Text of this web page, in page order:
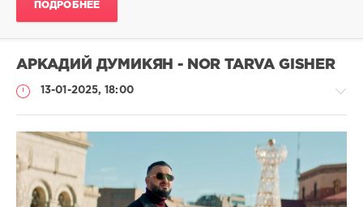
ПОДРОБНЕЕ
АРКАДИЙ ДУМИКЯН - NOR TARVA GISHER
13-01-2025, 18:00
Клипы
drakon-